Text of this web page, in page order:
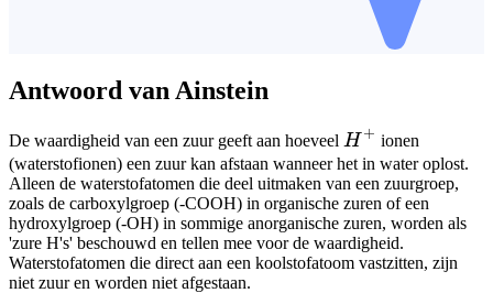
Antwoord van Ainstein
De waardigheid van een zuur geeft aan hoeveel H^+
H + ionen
(waterstofionen) een zuur kan afstaan wanneer het in water oplost.
Alleen de waterstofatomen die deel uitmaken van een zuurgroep,
zoals de carboxylgroep (-COOH) in organische zuren of een
hydroxylgroep (-OH) in sommige anorganische zuren, worden als
'zure H's' beschouwd en tellen mee voor de waardigheid.
Waterstofatomen die direct aan een koolstofatoom vastzitten, zijn
niet zuur en worden niet afgestaan.